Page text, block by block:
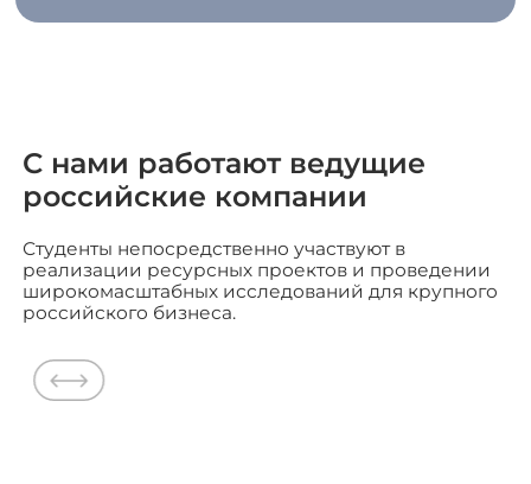
С нами работают ведущие
российские компании
Студенты непосредственно участвуют в
реализации ресурсных проектов и проведении
широкомасштабных исследований для крупного
российского бизнеса.